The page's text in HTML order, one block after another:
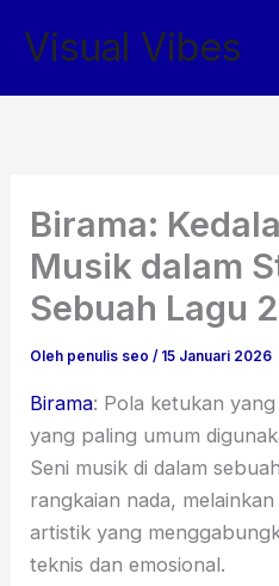
Visual Vibes
Birama:
Musik dalam
Sebuah Lagu
Oleh penulis seo/ 15 Januari 2026
Birama: Pola ketukan
yang paling umum
Seni musik di dalam
rangkaian nada,
artistik yang
teknis dan emosional.